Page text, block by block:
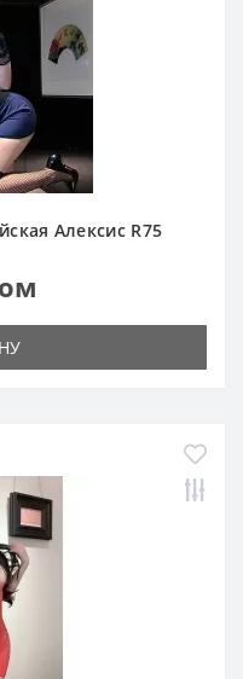
Алексис R75